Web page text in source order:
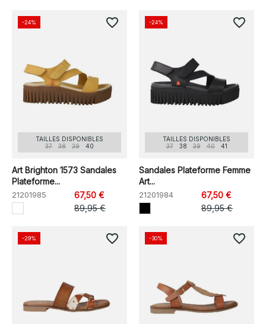
TAILLES DISPONIBLES
37
38 39 40
Art Brighton 1573 Sandales
Plateforme...
21201985
67,50 €
89,95 €
-24% favorite_border
TAILLES DISPONIBLES
37
38 39 40 41
Sandales Plateforme Femme
Art...
21201984
67,50 €
89,95 €
-24% favorite_border
-29% favorite_border -30% favorite_border